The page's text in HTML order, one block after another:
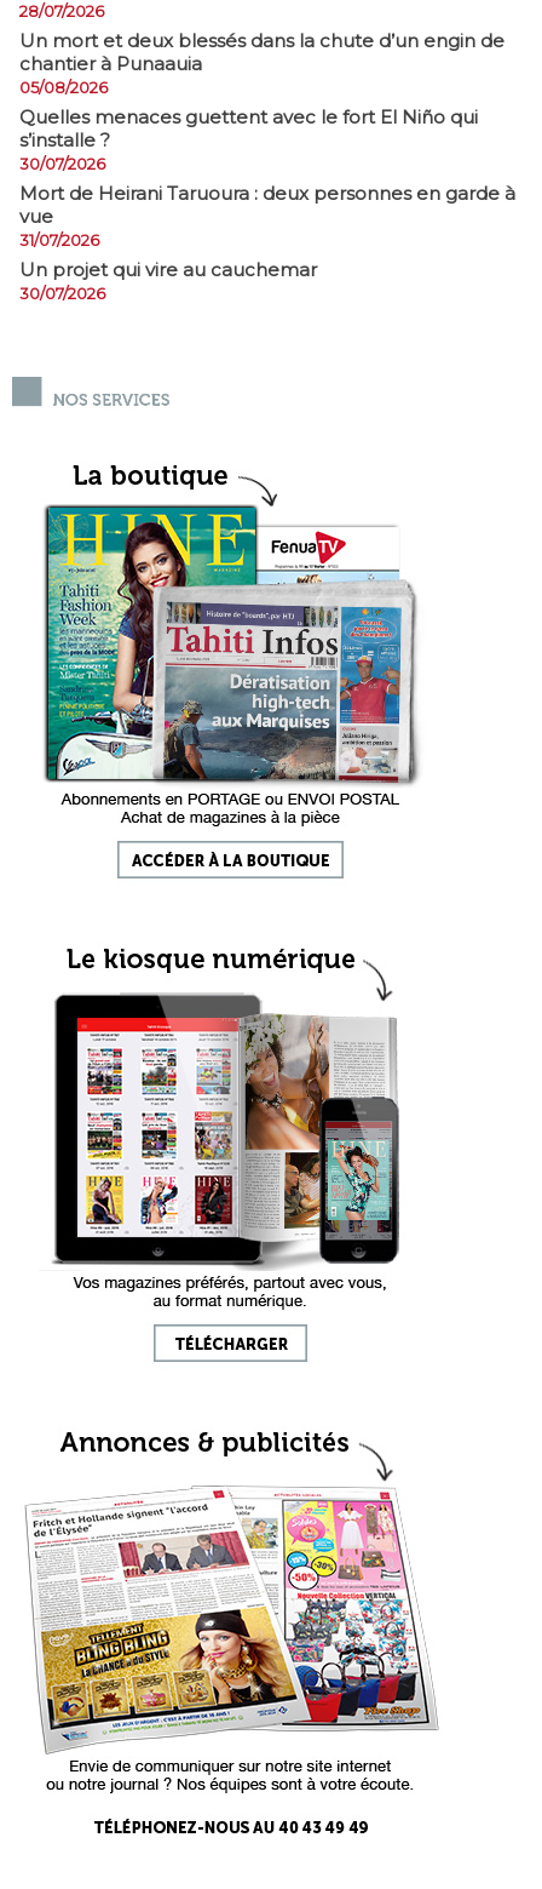
28/07/2026
​Un mort et deux blessés dans la chute d’un engin de
chantier à Punaauia
05/08/2026
Quelles menaces guettent avec le fort El Niño qui
s’installe ?
30/07/2026
Mort de Heirani Taruoura : deux personnes en garde à
vue
31/07/2026
Un projet qui vire au cauchemar
30/07/2026